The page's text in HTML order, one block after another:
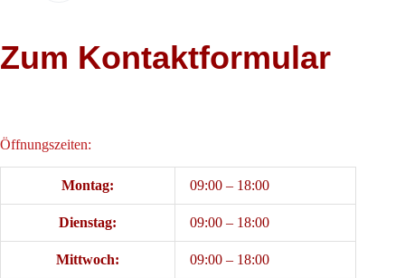
Zum Kontaktformular
Öffnungszeiten:
Montag: 09:00 – 18:00
Dienstag: 09:00 – 18:00
Mittwoch: 09:00 – 18:00